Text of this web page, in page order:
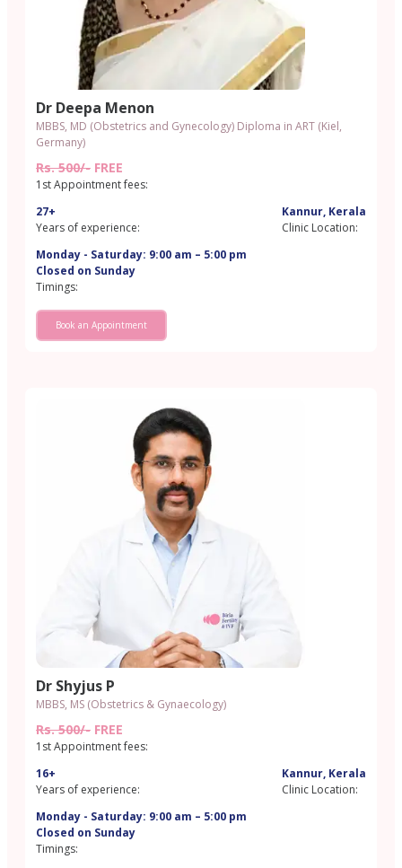
Dr Deepa Menon
MBBS, MD (Obstetrics and Gynecology) Diploma in ART (Kiel,
Germany)
Rs. 500/- FREE
1st Appointment fees:
27+
Years of experience:
Kannur, Kerala
Clinic Location:
Monday - Saturday: 9:00 am – 5:00 pm
Closed on Sunday
Timings:
Book an Appointment
Dr Shyjus P
MBBS, MS (Obstetrics & Gynaecology)
Rs. 500/- FREE
1st Appointment fees:
16+
Years of experience:
Kannur, Kerala
Clinic Location:
Monday - Saturday: 9:00 am – 5:00 pm
Closed on Sunday
Timings: